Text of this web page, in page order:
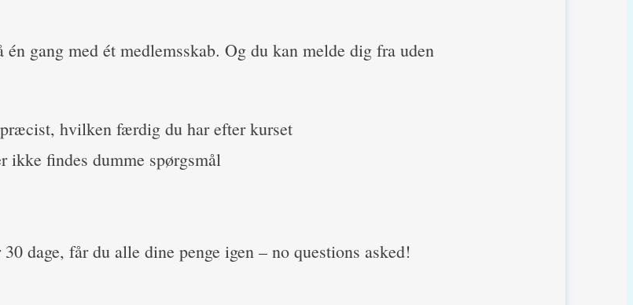
gang med ét medlemsskab. Og du kan melde dig fra uden
hvilken færdig du har efter kurset
ikke findes dumme spørgsmål
dage, får du alle dine penge igen – no questions asked!